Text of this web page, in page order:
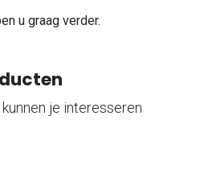
u graag verder.
je interesseren